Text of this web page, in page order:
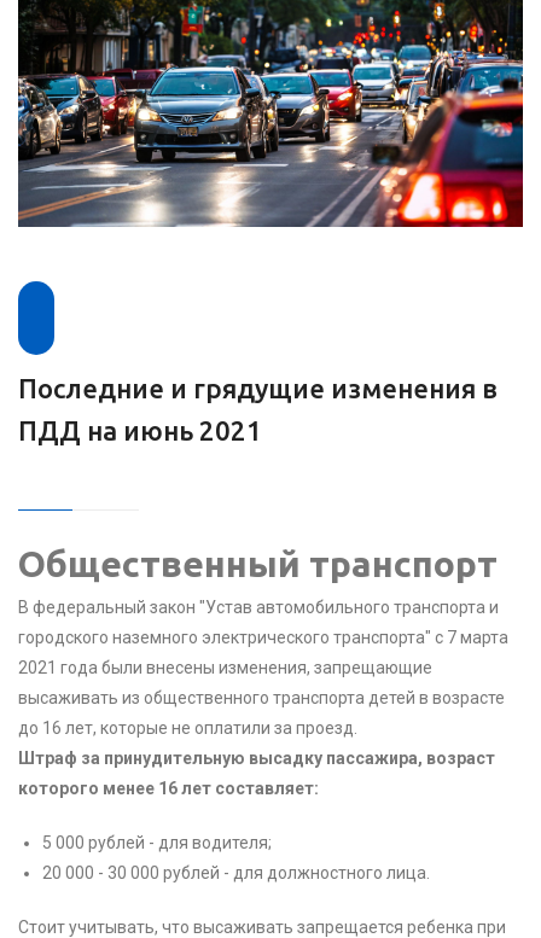
Последние и грядущие изменения в
ПДД на июнь 2021
Общественный транспорт
В федеральный закон "Устав автомобильного транспорта и
городского наземного электрического транспорта" с 7 марта
2021 года были внесены изменения, запрещающие
высаживать из общественного транспорта детей в возрасте
до 16 лет, которые не оплатили за проезд.
Штраф за принудительную высадку пассажира, возраст
которого менее 16 лет составляет:
5 000 рублей - для водителя;
20 000 - 30 000 рублей - для должностного лица.
Стоит учитывать, что высаживать запрещается ребенка при